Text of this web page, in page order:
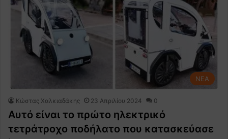
NEA
Κώστας Χαλκιαδάκης 23 Απριλίου 2024 0
Αυτό είναι το πρώτο ηλεκτρικό
τετράτροχο ποδήλατο που κατασκεύασε